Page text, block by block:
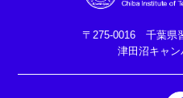
〒275-0016 千葉県
津田沼キャ